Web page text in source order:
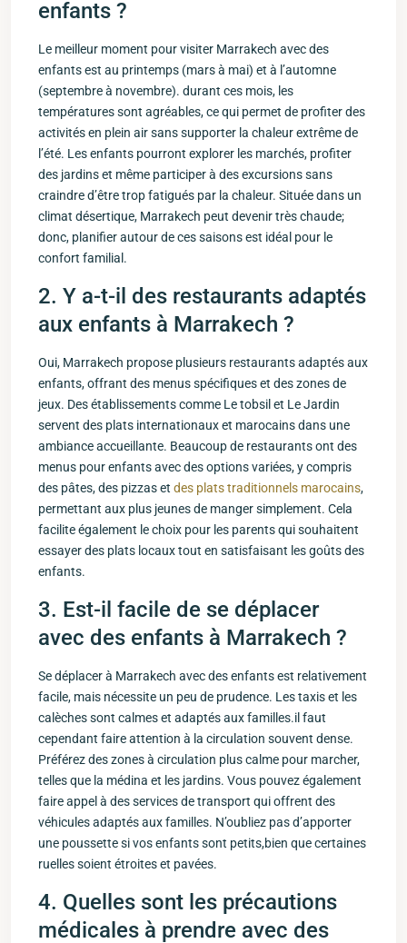
enfants ?
Le meilleur moment pour visiter Marrakech avec des
enfants est au printemps (mars⁣ à mai) et à⁢ l’automne
(septembre ⁣à novembre). durant ces mois, les
températures ⁢sont agréables, ce qui permet de⁣ profiter ​des
activités en plein air sans supporter la chaleur ⁤extrême de
l’été. Les enfants⁣ pourront explorer ⁤les marchés, profiter
des jardins et même participer à des excursions ⁢sans
craindre d’être ‍trop fatigués par la chaleur. Située dans un⁤
climat ​désertique, Marrakech peut devenir très ⁣chaude;
donc, planifier autour de ces saisons est idéal pour le
confort ⁤familial.
2. Y a-t-il des restaurants adaptés
aux enfants à Marrakech ?
Oui, Marrakech propose plusieurs⁣ restaurants adaptés ⁣aux
enfants,​ offrant des menus spécifiques et des‌ zones de
jeux.​ Des établissements comme Le tobsil et ‍Le Jardin
servent des plats internationaux et marocains dans une
ambiance‍ accueillante. Beaucoup de restaurants ont des
menus pour enfants⁣ avec des options variées,‌ y compris
des pâtes, des pizzas et des plats traditionnels marocains,
permettant⁤ aux plus ​jeunes de manger simplement. Cela
facilite également le choix ‌pour les ⁤parents qui souhaitent
essayer des ​plats⁢ locaux tout en satisfaisant les goûts des
enfants.
3.‍ Est-il facile de se déplacer
avec‌ des‍ enfants à Marrakech ?
Se déplacer à Marrakech avec des​ enfants⁤ est relativement
facile, mais nécessite un peu de prudence. Les taxis et les
‌calèches sont calmes et adaptés aux familles.il⁤ faut
cependant⁣ faire attention ‍à la circulation souvent dense.
Préférez des ⁢zones​ à circulation ⁤plus calme pour marcher,
telles que la ⁢médina et les jardins. ​Vous pouvez également
faire appel à des services de transport qui offrent des⁣
véhicules adaptés aux familles. N’oubliez pas d’apporter‌
une poussette si vos ⁣enfants ⁢sont petits,bien que⁤ certaines
ruelles soient étroites et pavées.
4. Quelles sont les précautions
médicales à prendre‍ avec des